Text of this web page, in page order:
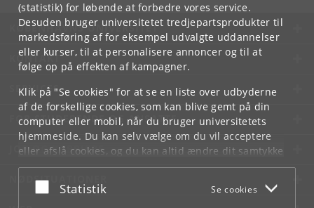
(statistik) for løbende at forbedre vores service.
Desuden bruger universitetet tredjepartsprodukter til
markedsføring af for eksempel udvalgte uddannelser
eller kurser, til at personalisere annoncer og til at
følge op på effekten af kampagner.
Klik på "Se cookies" for at se en liste over udbyderne
af de forskellige cookies, som kan blive gemt på din
computer eller mobil, når du bruger universitetets
hjemmeside. Du kan selv vælge om du vil acceptere
eller afslå cookies, og du kan altid ændre dit samtykke
underCookie- og privatlivspolitiksom du finder i
bunden af hver side.
Acceptér eller afslå
Statistik Se cookies
KØBENHAVNS UNIVERSITET
KONTAKT
SERVICES
FOR STUDERENDE OG ANSATTE
JOB OG KARRIERE
NØDSITUATIONER